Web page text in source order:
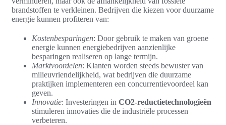
brandstoffen te verkleinen. Bedrijven die kiezen voor duurzame
energie kunnen profiteren van:
Kostenbesparingen: Door gebruik te maken van groene
energie kunnen energiebedrijven aanzienlijke
besparingen realiseren op lange termijn.
Marktvoordelen: Klanten worden steeds bewuster van
milieuvriendelijkheid, wat bedrijven die duurzame
praktijken implementeren een concurrentievoordeel kan
geven.
Innovatie: Investeringen in CO2-reductietechnologieën
stimuleren innovaties die de industriële processen
verbeteren.